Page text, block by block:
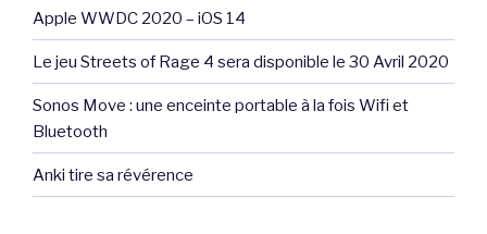
Apple WWDC 2020 – iOS 14
Le jeu Streets of Rage 4 sera disponible le 30 Avril 2020
Sonos Move : une enceinte portable à la fois Wifi et
Bluetooth
Anki tire sa révérence